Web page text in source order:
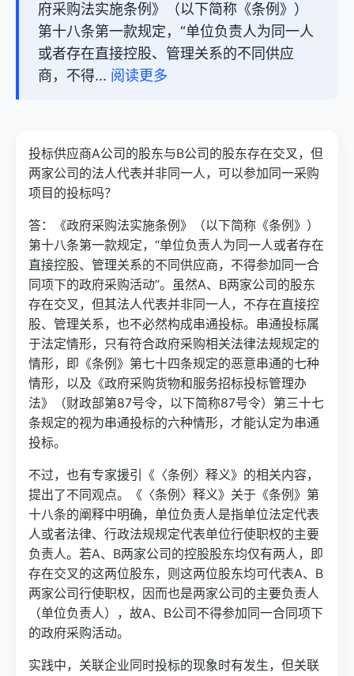
府采购法实施条例》（以下简称《条例》）
第十八条第一款规定，“单位负责人为同一人
或者存在直接控股、管理关系的不同供应
商，不得... 阅读更多
投标供应商A公司的股东与B公司的股东存在交叉，但
两家公司的法人代表并非同一人，可以参加同一采购
项目的投标吗？
答：《政府采购法实施条例》（以下简称《条例》）
第十八条第一款规定，“单位负责人为同一人或者存在
直接控股、管理关系的不同供应商，不得参加同一合
同项下的政府采购活动”。虽然A、B两家公司的股东
存在交叉，但其法人代表并非同一人，不存在直接控
股、管理关系，也不必然构成串通投标。串通投标属
于法定情形，只有符合政府采购相关法律法规规定的
情形，即《条例》第七十四条规定的恶意串通的七种
情形，以及《政府采购货物和服务招标投标管理办
法》（财政部第87号令，以下简称87号令）第三十七
条规定的视为串通投标的六种情形，才能认定为串通
投标。
不过，也有专家援引《〈条例〉释义》的相关内容，
提出了不同观点。《〈条例〉释义》关于《条例》第
十八条的阐释中明确，单位负责人是指单位法定代表
人或者法律、行政法规规定代表单位行使职权的主要
负责人。若A、B两家公司的控股股东均仅有两人，即
存在交叉的这两位股东，则这两位股东均可代表A、B
两家公司行使职权，因而也是两家公司的主要负责人
（单位负责人），故A、B公司不得参加同一合同项下
的政府采购活动。
实践中，关联企业同时投标的现象时有发生，但关联